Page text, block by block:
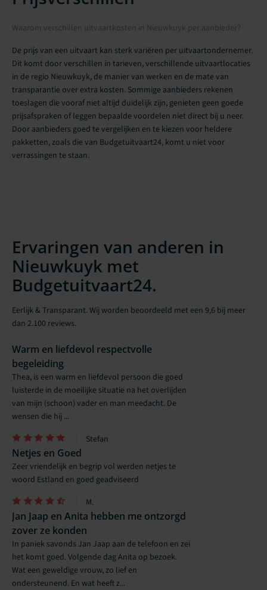
Waarom verschillen uitvaartkosten in Nieuwkuyk per aanbieder?
De prijs van een uitvaart kan sterk variëren per uitvaartondernemer.
Dit komt door verschillen in tarieven, verschillende uitvaartlocaties
in de regio Nieuwkuyk, de manier van werken en de mate van
transparantie over extra kosten. Sommige aanbieders rekenen
toeslagen die vooraf niet altijd duidelijk zijn, genieten geen goede
prijsafspraken of leggen bepaalde voordelen niet direct bij u neer.
Door aanbieders goed te vergelijken en te kiezen voor heldere
pakketten, zoals die van Budgetuitvaart24, komt u niet voor
verrassingen te staan.
Ervaringen van anderen in
Nieuwkuyk met
Budgetuitvaart24.
Eerlijk & Transparant. Wij worden beoordeeld met een 9,6 bij meer
dan 2.100 reviews.
Warm en liefdevol respectvolle
begeleiding
Thea, is een warm en liefdevol persoon die goed
luisterde in de moeilijke situatie na het overlijden
van mijn (schoon) vader en man meedacht. De
wensen die hij ...
Stefan
Netjes en Goed
Zeer vriendelijk en begrip vol werden netjes te
woord Estland en goed geadviseerd
M.
Jan Jaap en Anita hebben me ontzorgd
zover ze konden
In paniek savonds Jan Jaap aan de telefoon en zei
het komt goed. Volgende dag Anita op bezoek.
Wat een geweldige vrouw, zo lief en
ondersteunend. En wat heeft z...